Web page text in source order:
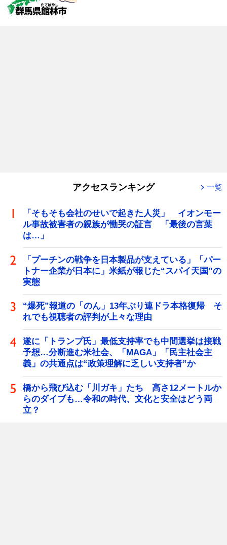
アクセスランキング 一覧
「そもそも会社のせいで起きた人災」 イオンモー
ル事故被害者の親族が慟哭の証言 「最後の言葉
は…」
「プーチンの戦争を日本製品が支えている」「パー
トナー企業が日本に」米紙が報じた“スパイ天国”の
実態
“爆死”報道の「のん」13年ぶり連ドラ本格復帰 そ
れでも視聴者の評判が上々な理由
遂に「トランプ氏」最低支持率でも中間選挙は接戦
予想…分断進む米社会、「MAGA」「民主社会主
義」の共通点は“政策理解に乏しい支持者”か
橋から飛び込む「川ガキ」たち 高さ12メートルか
らのダイブも…令和の時代、文化と安全はどう両
立？